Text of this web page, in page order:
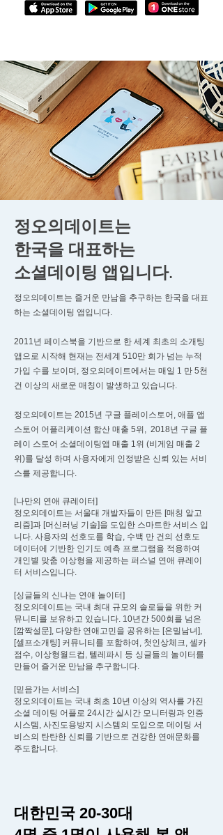
정오의데이트는
한국을 대표하는
소셜데이팅 앱입니다.
정오의데이트는 즐거운 만남을 추구하는 한국을 대표
하는 소셜데이팅 앱입니다.
2011년 페이스북을 기반으로 한 세계 최초의 소개팅
앱으로 시작해 현재는 전세계 510만 회가 넘는 누적
가입 수를 보이며, 정오의데이트에서는 매일 1 만 5천
건 이상의 새로운 매칭이 발생하고 있습니다.
정오의데이트는 2015년 구글 플레이스토어, 애플 앱
스토어 어플리케이션 합산 매출 5위, 2018년 구글 플
레이 스토어 소셜데이팅앱 매출 1위 (비게임 매출 2
위)를 달성 하며 사용자에게 인정받은 신뢰 있는 서비
스를 제공합니다.
[나만의 연애 큐레이터]
정오의데이트는 서울대 개발자들이 만든 [매칭 알고
리즘]과 [머신러닝 기술]을 도입한 스마트한 서비스 입
니다. 사용자의 선호도를 학습, 수백 만 건의 선호도
데이터에 기반한 인기도 예측 프로그램을 적용하여
개인별 맞춤 이상형을 제공하는 퍼스널 연애 큐레이
터 서비스입니다.
[싱글들의 신나는 연애 놀이터]
정오의데이트는 국내 최대 규모의 솔로들을 위한 커
뮤니티를 보유하고 있습니다. 10년간 500회를 넘은
[깜짝설문], 다양한 연애고민을 공유하는 [은밀남녀],
[셀프소개팅] 커뮤니티를 포함하여, 첫인상체크, 셀카
점수, 이상형월드컵, 텔레파시 등 싱글들의 놀이터를
만들어 즐거운 만남을 추구합니다.
[믿음가는 서비스]
정오의데이트는 국내 최초 10년 이상의 역사를 가진
소셜 데이팅 어플로 24시간 실시간 모니터링과 인증
시스템, 사진도용방지 시스템의 도입으로 데이팅 서
비스의 탄탄한 신뢰를 기반으로 건강한 연애문화를
주도합니다.
대한민국 20-30대